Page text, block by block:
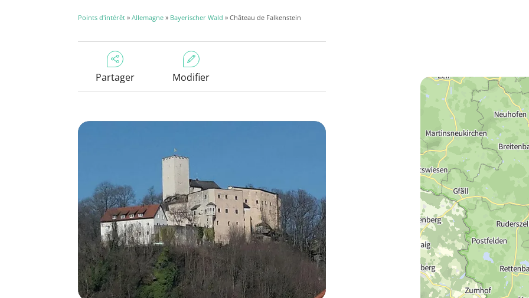
Points d'intérêt » Allemagne » Bayerischer Wald » Château de Falkenstein
Partager Modifier